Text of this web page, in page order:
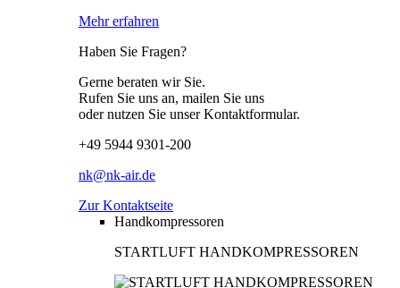
Mehr erfahren
Haben Sie Fragen?
Gerne beraten wir Sie.
Rufen Sie uns an, mailen Sie uns
oder nutzen Sie unser Kontaktformular.
+49 5944 9301-200
nk@nk-air.de
Zur Kontaktseite
Handkompressoren
STARTLUFT HANDKOMPRESSOREN